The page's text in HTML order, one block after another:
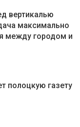
вертикалью
максимально
между городом и
полоцкую газету